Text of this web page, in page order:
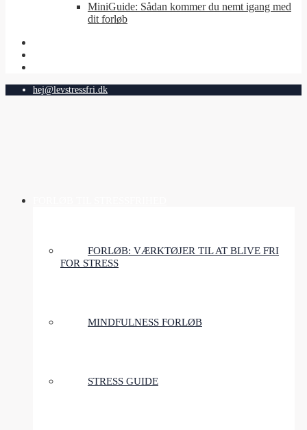
MiniGuide: Sådan kommer du nemt igang med
dit forløb
hej@levstressfri.dk
FORLØB: VÆRKTØJER TIL AT BLIVE FRI
FOR STRESS
MINDFULNESS FORLØB
STRESS GUIDE